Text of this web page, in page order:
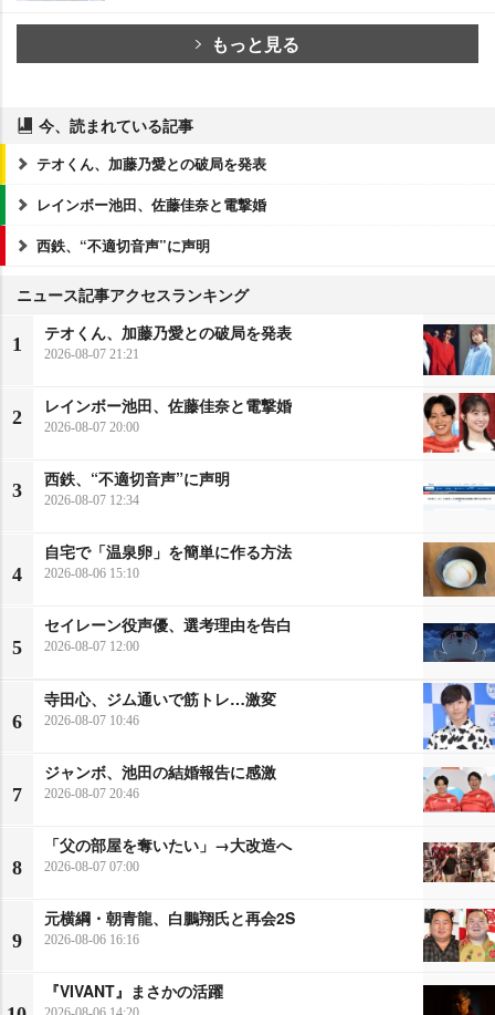
もっと見る
今、読まれている記事
テオくん、加藤乃愛との破局を発表
レインボー池田、佐藤佳奈と電撃婚
西鉄、“不適切音声”に声明
ニュース記事アクセスランキング
1
テオくん、加藤乃愛との破局を発表
2026-08-07 21:21
2
レインボー池田、佐藤佳奈と電撃婚
2026-08-07 20:00
3
西鉄、“不適切音声”に声明
2026-08-07 12:34
4
自宅で「温泉卵」を簡単に作る方法
2026-08-06 15:10
5
セイレーン役声優、選考理由を告白
2026-08-07 12:00
6
寺田心、ジム通いで筋トレ…激変
2026-08-07 10:46
7
ジャンボ、池田の結婚報告に感激
2026-08-07 20:46
8
「父の部屋を奪いたい」→大改造へ
2026-08-07 07:00
9
元横綱・朝青龍、白鵬翔氏と再会2S
2026-08-06 16:16
『VIVANT』まさかの活躍